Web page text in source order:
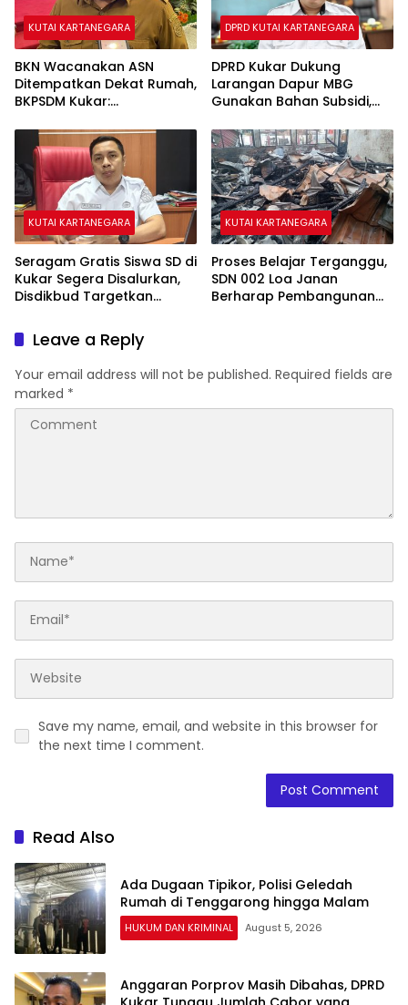
KUTAI KARTANEGARA
BKN Wacanakan ASN
Ditempatkan Dekat Rumah,
BKPSDM Kukar:
Kebutuhan Pelayanan
DPRD KUTAI KARTANEGARA
DPRD Kukar Dukung
Larangan Dapur MBG
Gunakan Bahan Subsidi,
Rampas Hak Masyarakat
KUTAI KARTANEGARA
Seragam Gratis Siswa SD di
Kukar Segera Disalurkan,
Disdikbud Targetkan
KUTAI KARTANEGARA
Proses Belajar Terganggu,
SDN 002 Loa Janan
Berharap Pembangunan
Leave a Reply
Your email address will not be published. Required fields are
marked *
Save my name, email, and website in this browser for
the next time I comment.
Read Also
Ada Dugaan Tipikor, Polisi Geledah
Rumah di Tenggarong hingga Malam
HUKUM DAN KRIMINAL August 5, 2026
Anggaran Porprov Masih Dibahas, DPRD